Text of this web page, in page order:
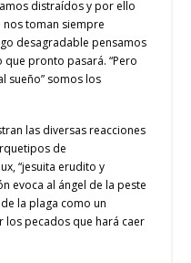
distraídos y por ello
nos toman siempre
desagradable pensamos
que pronto pasará. “Pero
sueño” somos los
las diversas reacciones
de
“jesuita erudito y
evoca al ángel de la peste
la plaga como un
los pecados que hará caer